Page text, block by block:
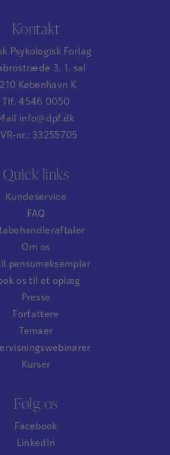
Kontakt
Psykologisk Forlag
3, 1. sal
København K
Tlf. 4546 0050
info@dpf.dk
nr.: 33255705
Quick links
Kundeservice
FAQ
Om os
pensumeksemplar
os til et oplæg
Presse
Forfattere
Temaer
Kurser
Følg os
Facebook
LinkedIn